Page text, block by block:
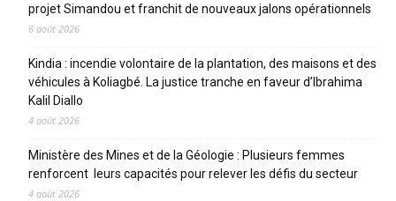
projet Simandou et franchit de nouveaux jalons opérationnels
6 août 2026
Kindia : incendie volontaire de la plantation, des maisons et des
véhicules à Koliagbé. La justice tranche en faveur d’Ibrahima
Kalil Diallo
4 août 2026
Ministère des Mines et de la Géologie : Plusieurs femmes
renforcent leurs capacités pour relever les défis du secteur
4 août 2026